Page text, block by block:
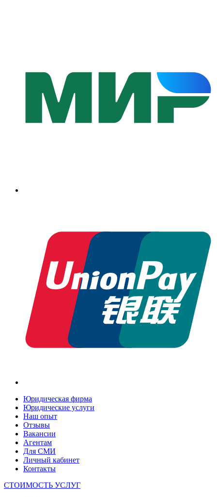
Юридическая фирма
Юридические услуги
Наш опыт
Отзывы
Вакансии
Агентам
Для СМИ
Личный кабинет
Контакты
СТОИМОСТЬ УСЛУГ